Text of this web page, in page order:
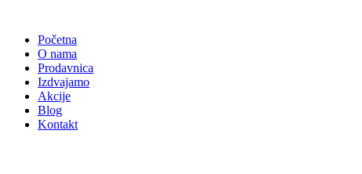
sadržajPočetna
O nama
Prodavnica
Izdvajamo
Akcije
Blog
Kontakt